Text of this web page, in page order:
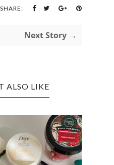
SHARE:
Next Story →
ALSO LIKE